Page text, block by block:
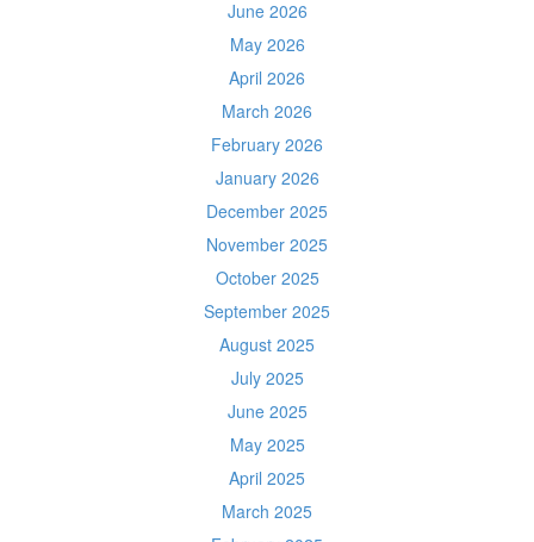
June 2026
May 2026
April 2026
March 2026
February 2026
January 2026
December 2025
November 2025
October 2025
September 2025
August 2025
July 2025
June 2025
May 2025
April 2025
March 2025